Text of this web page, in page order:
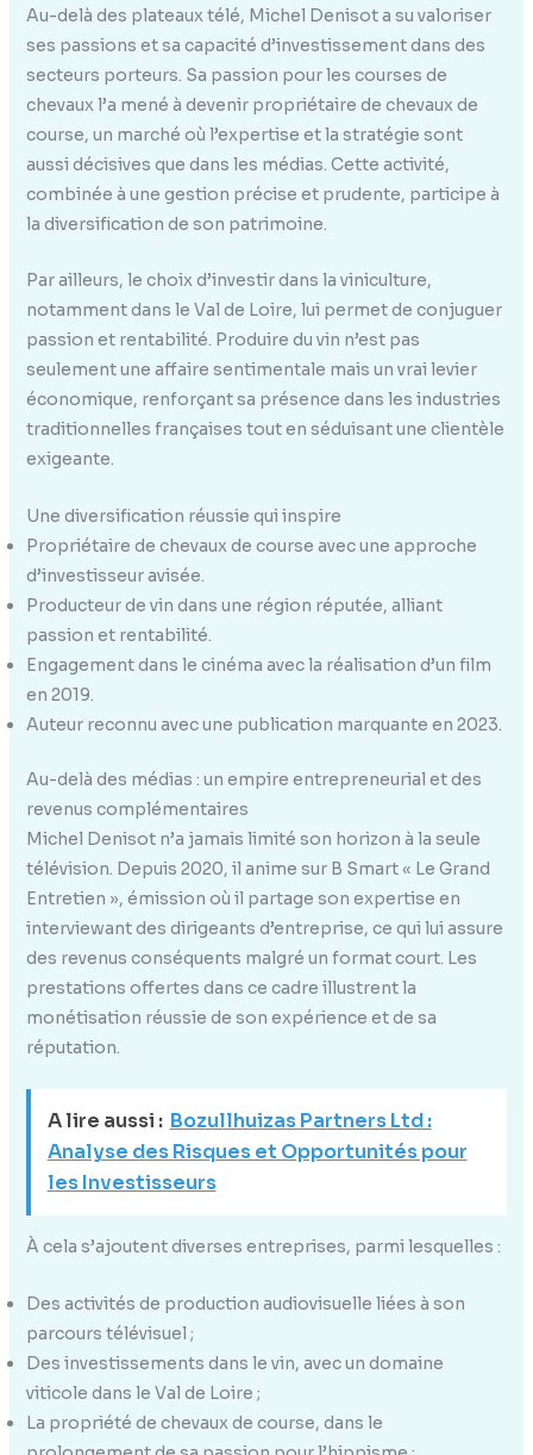
Au-delà des plateaux télé, Michel Denisot a su valoriser
ses passions et sa capacité d’investissement dans des
secteurs porteurs. Sa passion pour les courses de
chevaux l’a mené à devenir propriétaire de chevaux de
course, un marché où l’expertise et la stratégie sont
aussi décisives que dans les médias. Cette activité,
combinée à une gestion précise et prudente, participe à
la diversification de son patrimoine.
Par ailleurs, le choix d’investir dans la viniculture,
notamment dans le Val de Loire, lui permet de conjuguer
passion et rentabilité. Produire du vin n’est pas
seulement une affaire sentimentale mais un vrai levier
économique, renforçant sa présence dans les industries
traditionnelles françaises tout en séduisant une clientèle
exigeante.
Une diversification réussie qui inspire
Propriétaire de chevaux de course avec une approche
d’investisseur avisée.
Producteur de vin dans une région réputée, alliant
passion et rentabilité.
Engagement dans le cinéma avec la réalisation d’un film
en 2019.
Auteur reconnu avec une publication marquante en 2023.
Au-delà des médias : un empire entrepreneurial et des
revenus complémentaires
Michel Denisot n’a jamais limité son horizon à la seule
télévision. Depuis 2020, il anime sur B Smart « Le Grand
Entretien », émission où il partage son expertise en
interviewant des dirigeants d’entreprise, ce qui lui assure
des revenus conséquents malgré un format court. Les
prestations offertes dans ce cadre illustrent la
monétisation réussie de son expérience et de sa
réputation.
A lire aussi : Bozullhuizas Partners Ltd :
Analyse des Risques et Opportunités pour
les Investisseurs
À cela s’ajoutent diverses entreprises, parmi lesquelles :
Des activités de production audiovisuelle liées à son
parcours télévisuel ;
Des investissements dans le vin, avec un domaine
viticole dans le Val de Loire ;
La propriété de chevaux de course, dans le